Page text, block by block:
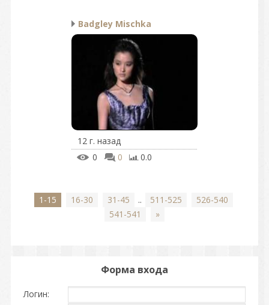
Badgley Mischka
12 г. назад
0
0 0.0
1-15 16-30 31-45 .. 511-525
526-540
541-541
»
Форма входа
Логин: